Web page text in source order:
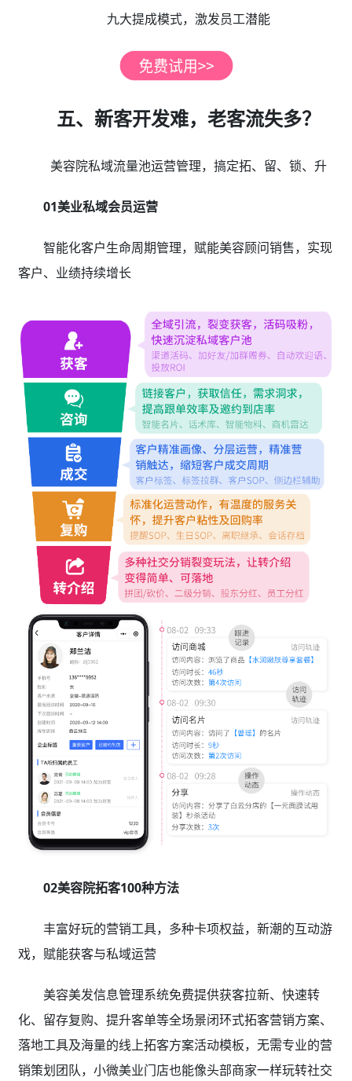
九大提成模式，激发员工潜能
五、新客开发难，老客流失多？
美容院私域流量池运营管理，搞定拓、留、锁、升
01美业私域会员运营
智能化客户生命周期管理，赋能美容顾问销售，实现
客户、业绩持续增长
02美容院拓客100种方法
丰富好玩的营销工具，多种卡项权益，新潮的互动游
戏，赋能获客与私域运营
美容美发信息管理系统免费提供获客拉新、快速转
化、留存复购、提升客单等全场景闭环式拓客营销方案、
落地工具及海量的线上拓客方案活动模板，无需专业的营
销策划团队，小微美业门店也能像头部商家一样玩转社交